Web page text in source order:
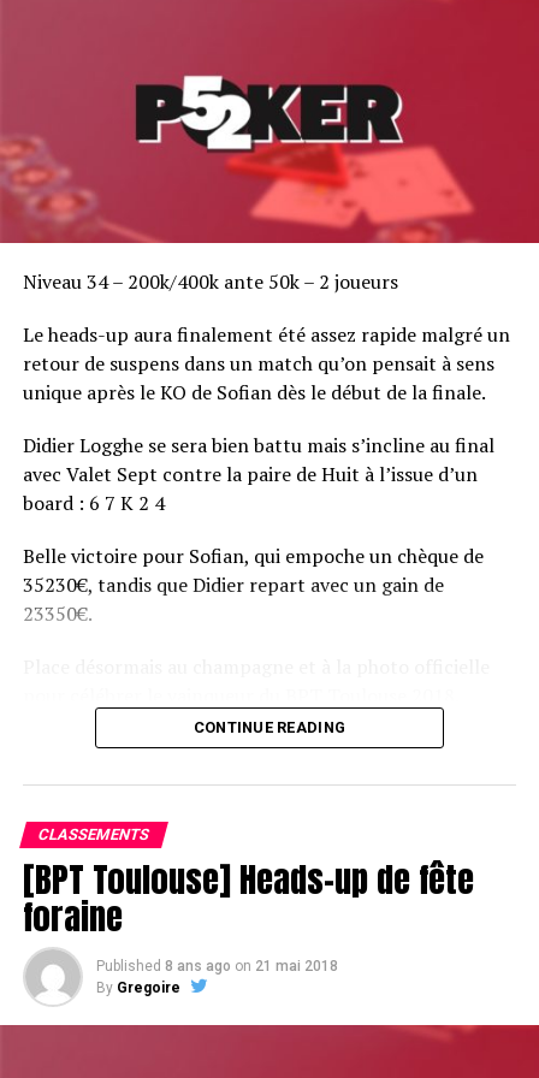
Niveau 34 – 200k/400k ante 50k – 2 joueurs
Le heads-up aura finalement été assez rapide malgré un
retour de suspens dans un match qu’on pensait à sens
unique après le KO de Sofian dès le début de la finale.
Didier Logghe se sera bien battu mais s’incline au final
avec Valet Sept contre la paire de Huit à l’issue d’un
board : 6 7 K 2 4
Belle victoire pour Sofian, qui empoche un chèque de
35230€, tandis que Didier repart avec un gain de
23350€.
CONTINUE READING
CLASSEMENTS
[BPT Toulouse] Heads-up de fête
foraine
Published 8 ans ago on 21 mai 2018
By Gregoire